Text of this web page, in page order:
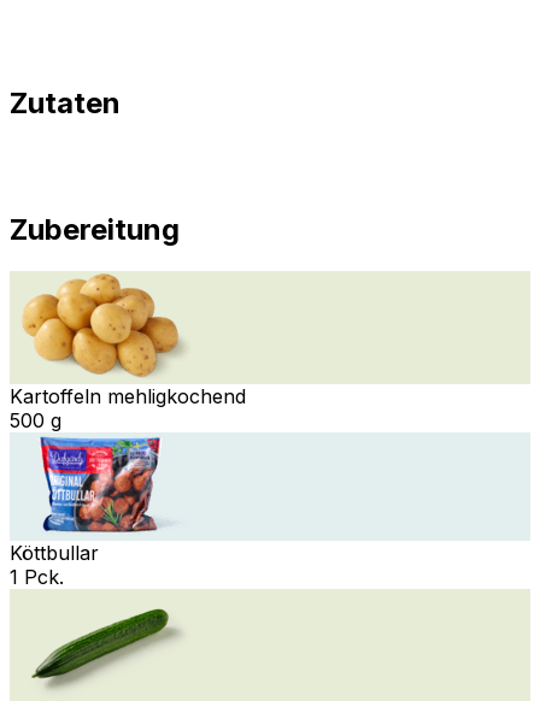
Zutaten
Zubereitung
Kartoffeln mehligkochend
500 g
Köttbullar
1 Pck.